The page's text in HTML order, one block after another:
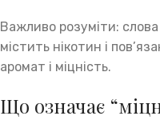
Важливо розуміти:
містить нікотин і
аромат і міцність.
Що означає